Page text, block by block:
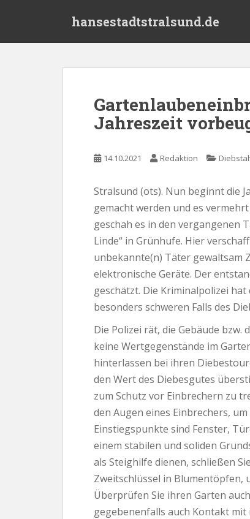
hansestadtstralsund.de
Jahreszeit
14.10.2021 Redaktion
Stralsund (ots). Nun beginnt die
gemacht werden und es
geschah es in den vergangenen
Linde“ in Grünhufe. Hier
unbekannte(n) Täter gewaltsam
elektronische Geräte. Der
geschätzt. Die Kriminalpolizei
besonders schweren Falls des
Die Polizei rät, die Gebäude
keine Wertgegenstände im
hinterlassen bei ihren
den Wert des Diebesgutes
zum Schutz vor Einbrechern zu
den Augen eines Einbrechers,
Einstiegspunkte sind Fenster,
einem stabilen und soliden
als Steighilfe dienen, schließen
Zweitschlüssel in Blumentöpfen,
Überprüfen Sie ihren Garten
gegebenenfalls auch Kontakt